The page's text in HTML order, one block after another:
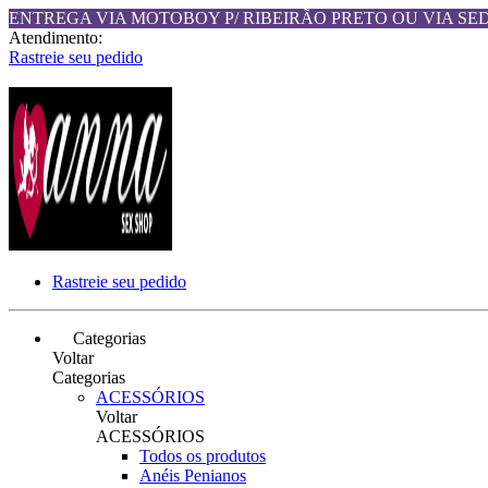
ENTREGA VIA MOTOBOY P/ RIBEIRÃO PRETO OU VIA
Atendimento:
Rastreie seu pedido
Rastreie seu pedido
Categorias
Voltar
Categorias
ACESSÓRIOS
Voltar
ACESSÓRIOS
Todos os produtos
Anéis Penianos